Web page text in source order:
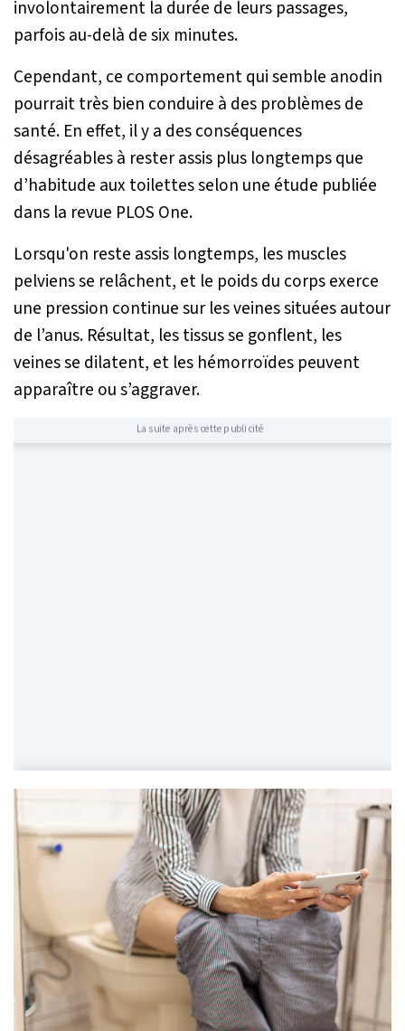
involontairement la durée de leurs passages,
parfois au-delà de six minutes.
Cependant, ce comportement qui semble anodin
pourrait très bien conduire à des problèmes de
santé. En effet, il y a des conséquences
désagréables à rester assis plus longtemps que
d’habitude aux toilettes selon une étude publiée
dans la revue PLOS One.
Lorsqu'on reste assis longtemps, les muscles
pelviens se relâchent, et le poids du corps exerce
une pression continue sur les veines situées autour
de l’anus. Résultat, les tissus se gonflent, les
veines se dilatent, et les hémorroïdes peuvent
apparaître ou s’aggraver.
La suite après cette publicité